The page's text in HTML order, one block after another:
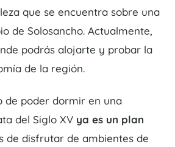
que se encuentra sobre una
de Solosancho. Actualmente,
podrás alojarte y probar la
de la región.
de poder dormir en una
del Siglo XVya es un plan
de disfrutar de ambientes de